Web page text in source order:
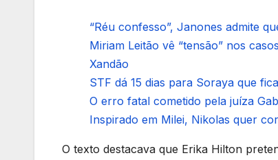
“Réu confesso”, Janones admite
Miriam Leitão vê “tensão” nos
Xandão
STF dá 15 dias para Soraya que
O erro fatal cometido pela juíza
Inspirado em Milei, Nikolas quer
O texto destacava que Erika Hilton